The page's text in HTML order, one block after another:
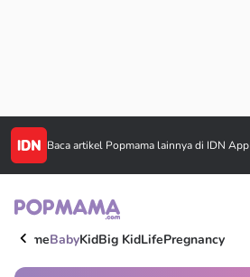
Baca artikel Popmama lainnya di IDN App
HomeBabyKidBig KidLifePregnancy